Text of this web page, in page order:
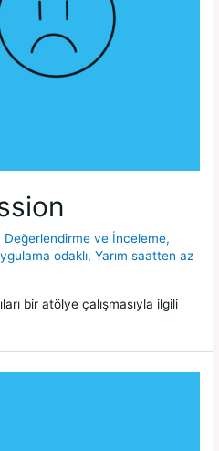
Değerlendirme ve İnceleme,
odaklı,Yarım saatten az
bir atölye çalışmasıyla ilgili